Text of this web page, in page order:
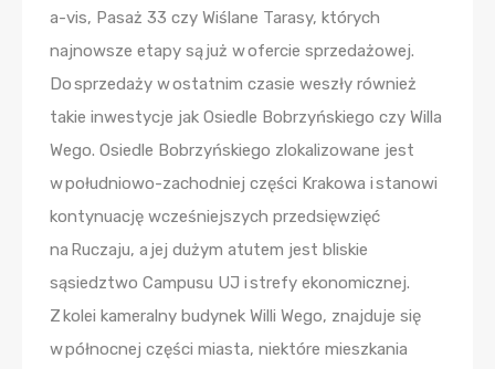
a-vis, Pasaż 33 czy Wiślane Tarasy, których
najnowsze etapy są już w ofercie sprzedażowej.
Do sprzedaży w ostatnim czasie weszły również
takie inwestycje jak Osiedle Bobrzyńskiego czy Willa
Wego. Osiedle Bobrzyńskiego zlokalizowane jest
w południowo-zachodniej części Krakowa i stanowi
kontynuację wcześniejszych przedsięwzięć
na Ruczaju, a jej dużym atutem jest bliskie
sąsiedztwo Campusu UJ i strefy ekonomicznej.
Z kolei kameralny budynek Willi Wego, znajduje się
w północnej części miasta, niektóre mieszkania